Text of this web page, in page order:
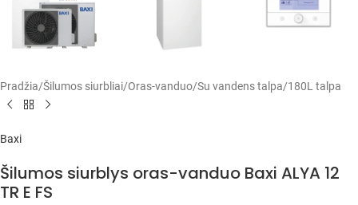
Pradžia/Šilumos siurbliai/Oras-vanduo/Su vandens talpa/180L talpa
Baxi
Šilumos siurblys oras-vanduo Baxi ALYA 12
TR E FS